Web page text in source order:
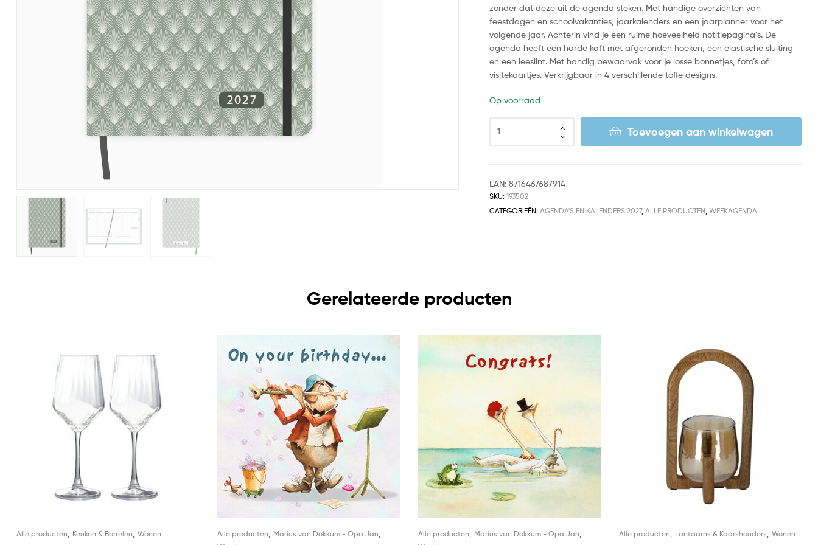
zonder dat deze uit de agenda steken. Met handige overzichten van
feestdagen en schoolvakanties, jaarkalenders en een jaarplanner voor het
volgende jaar. Achterin vind je een ruime hoeveelheid notitiepagina’s. De
agenda heeft een harde kaft met afgeronden hoeken, een elastische sluiting
en een leeslint. Met handig bewaarvak voor je losse bonnetjes, foto’s of
visitekaartjes. Verkrijgbaar in 4 verschillende toffe designs.
Op voorraad
Toevoegen aan winkelwagen
EAN:8716467687914
SKU:193502
CATEGORIEËN:AGENDA'S EN KALENDERS 2027,ALLE PRODUCTEN ,WEEKAGENDA
Gerelateerde producten
Alle producten, Keuken & Borrelen, Wonen Alle producten, Marius van Dokkum - Opa Jan, Alle producten, Marius van Dokkum - Opa Jan, Alle producten, Lantaarns & Kaarshouders, Wonen